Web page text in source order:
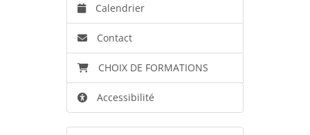
Calendrier
Contact
CHOIX DE FORMATIONS
Accessibilité